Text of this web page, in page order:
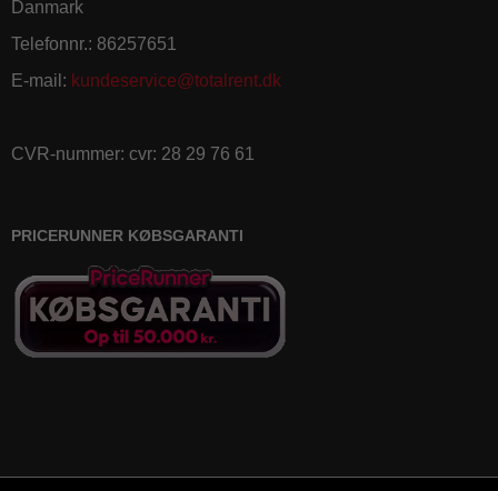
Danmark
Telefonnr.: 86257651
E-mail : kundeservice@totalrent.dk
CVR-nummer: cvr: 28 29 76 61
PRICERUNNER KØBSGARANTI